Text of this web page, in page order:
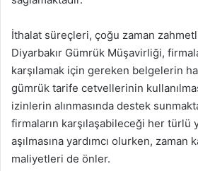
İthalat süreçleri, çoğu zaman
Diyarbakır Gümrük Müşavirliği,
karşılamak için gereken belgelerin
gümrük tarife cetvellerinin
izinlerin alınmasında destek
firmaların karşılaşabileceği her türlü
aşılmasına yardımcı olurken, zaman
maliyetleri de önler.